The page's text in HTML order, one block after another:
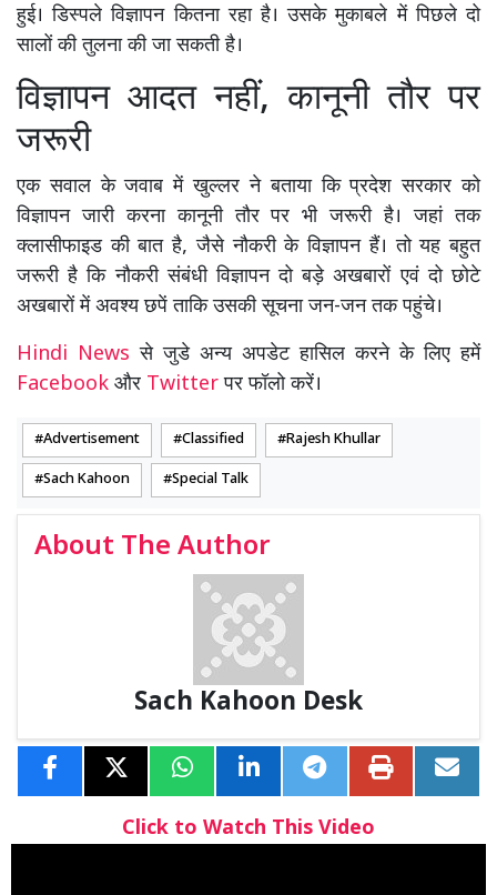
हुई। डिस्पले विज्ञापन कितना रहा है। उसके मुकाबले में पिछले दो
सालों की तुलना की जा सकती है।
विज्ञापन आदत नहीं, कानूनी तौर पर
जरूरी
एक सवाल के जवाब में खुल्लर ने बताया कि प्रदेश सरकार को
विज्ञापन जारी करना कानूनी तौर पर भी जरूरी है। जहां तक
क्लासीफाइड की बात है, जैसे नौकरी के विज्ञापन हैं। तो यह बहुत
जरूरी है कि नौकरी संबंधी विज्ञापन दो बड़े अखबारों एवं दो छोटे
अखबारों में अवश्य छपें ताकि उसकी सूचना जन-जन तक पहुंचे।
Hindi Newsसे जुडे अन्य अपडेट हासिल करने के लिए हमें
Facebook और Twitterपर फॉलो करें।
Advertisement Classified Rajesh Khullar
Sach Kahoon Special Talk
About The Author
Sach Kahoon Desk
Click to Watch This Video